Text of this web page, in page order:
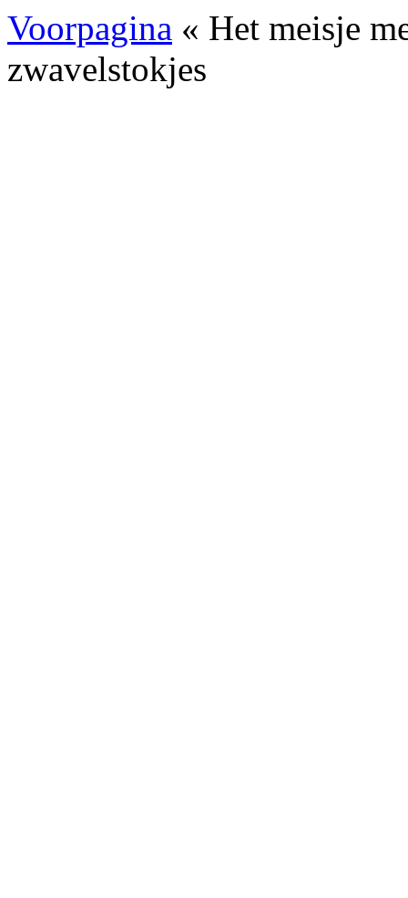
Voorpagina « Het meisje
zwavelstokjes